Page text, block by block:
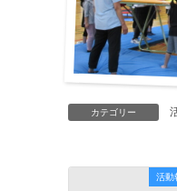
カテゴリー
活動